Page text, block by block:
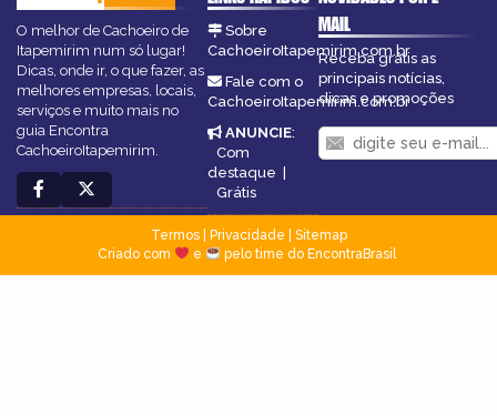
O melhor de Cachoeiro de
Itapemirim num só lugar!
Dicas, onde ir, o que fazer, as
melhores empresas, locais,
serviços e muito mais no
guia Encontra
CachoeiroItapemirim.
Sobre
CachoeiroItapemirim.com.br
Fale com o
CachoeiroItapemirim.com.br
ANUNCIE:
Com
destaque
Grátis
MAIL
Receba grátis as
principais notícias,
dicas e promoções
Termos| Privacidade
Sitemap
Criado com
e pelo time do EncontraBrasil